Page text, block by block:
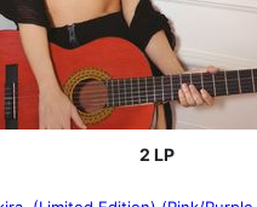
2 LP